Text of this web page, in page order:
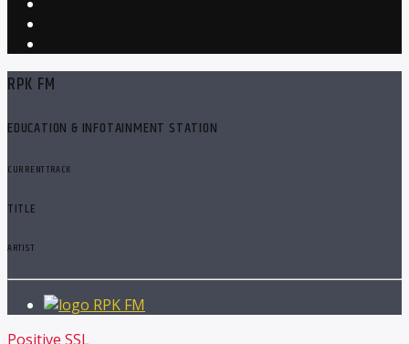
RPK FM
EDUCATION & INFOTAINMENT STATION
CURRENT TRACK
TITLE
ARTIST
RPK FM
Positive SSL